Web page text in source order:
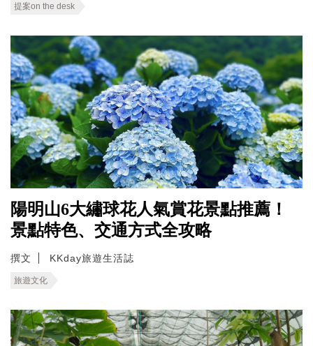
提案on the desk
陽明山6大繡球花人氣賞花景點推薦！
景點特色、交通方式全攻略
撰文 KKday旅遊生活誌
旅遊文化